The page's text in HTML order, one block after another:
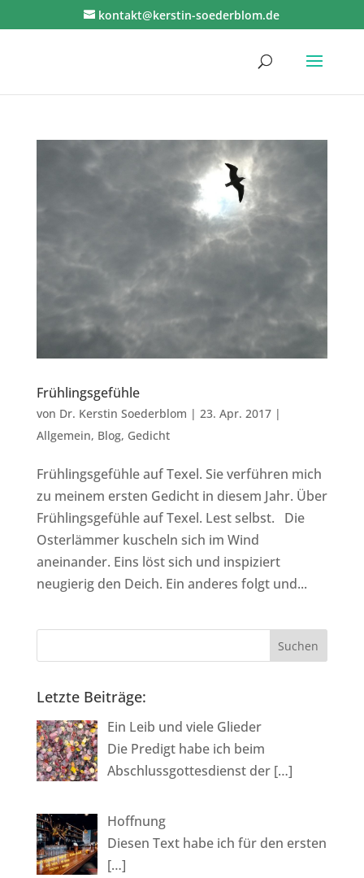
kontakt@kerstin-soederblom.de
Frühlingsgefühle
von Dr. Kerstin Soederblom | 23. Apr. 2017|
Allgemein, Blog, Gedicht
Frühlingsgefühle auf Texel. Sie verführen mich
zu meinem ersten Gedicht in diesem Jahr. Über
Frühlingsgefühle auf Texel. Lest selbst. Die
Osterlämmer kuscheln sich im Wind
aneinander. Eins löst sich und inspiziert
neugierig den Deich. Ein anderes folgt und...
Letzte Beiträge:
Ein Leib und viele Glieder
Die Predigt habe ich beim
Abschlussgottesdienst der […]
Hoffnung
Diesen Text habe ich für den ersten
[…]